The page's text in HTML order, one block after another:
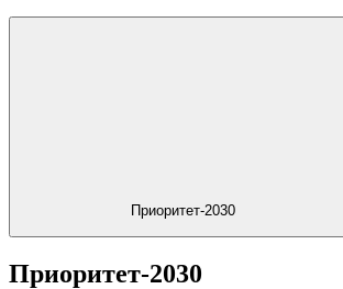
Приоритет-2030
Приоритет-2030